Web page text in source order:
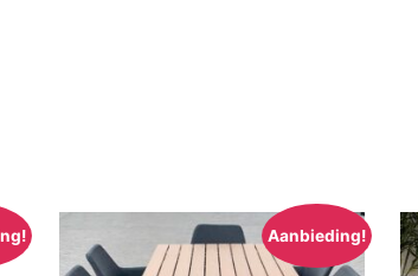
Aanbieding!